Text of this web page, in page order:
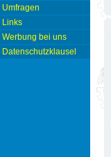
Umfragen
Links
Werbung bei uns
Datenschutzklausel